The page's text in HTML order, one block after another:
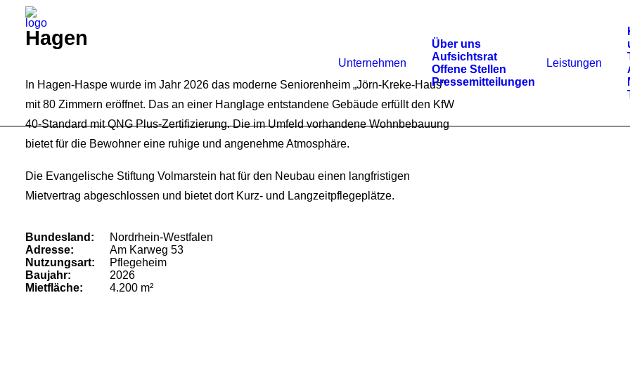
Unternehmen
Über uns
Aufsichtsrat
Offene Stellen
Pressemitteilungen
Leistungen
Hagen
In Hagen-Haspe wurde im Jahr 2026 das moderne Seniorenheim „Jörn-Kreke-Haus“
mit 80 Zimmern eröffnet. Das an einer Hanglage entstandene Gebäude erfüllt den KfW
40-Standard mit QNG Plus-Zertifizierung. Die im Umfeld vorhandene Wohnbebauung
bietet für die Bewohner eine ruhige und angenehme Atmosphäre.
Die Evangelische Stiftung Volmarstein hat für den Neubau einen langfristigen
Mietvertrag abgeschlossen und bietet dort Kurz- und Langzeitpflegeplätze.
Bundesland:
Nordrhein-Westfalen
Adresse:
Am Karweg 53
Nutzungsart:
Pflegeheim
Baujahr:
2026
Mietfläche:
4.200 m²